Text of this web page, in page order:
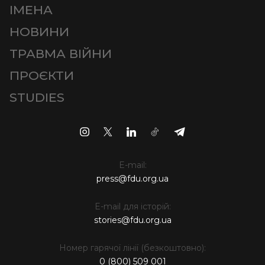
ІМЕНА
НОВИНИ
ТРАВМА ВІЙНИ
ПРОЄКТИ
STUDIES
E-mail:
press@fdu.org.ua
E-mail для історій:
stories@fdu.org.ua
Номер гарячої лінії (безкоштовно):
0 (800) 509 001